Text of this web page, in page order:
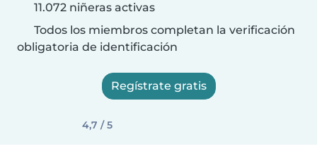
11.072 niñeras activas
Todos los miembros completan la verificación
obligatoria de identificación
Regístrate gratis
4,7 / 5